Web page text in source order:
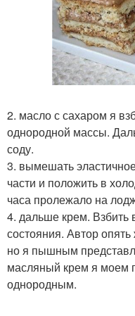
2. масло с сахаром я
однородной массы.
соду.
3. вымешать
части и положить в
часа пролежало на
4. дальше крем. Взбить
состояния. Автор
но я пышным
масляный крем я моем
однородным.